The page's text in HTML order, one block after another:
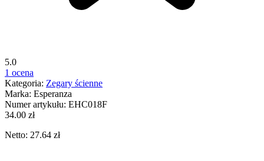
5.0
1 ocena
Kategoria: Zegary ścienne
Marka: Esperanza
Numer artykułu: EHC018F
34.00 zł
Netto: 27.64 zł